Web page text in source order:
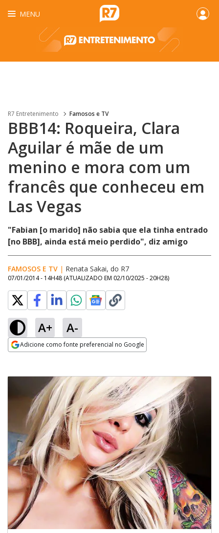
MENU
R7 Entretenimento Famosos e TV
BBB14: Roqueira, Clara
Aguilar é mãe de um
menino e mora com um
francês que conheceu em
Las Vegas
"Fabian [o marido] não sabia que ela tinha entrado
[no BBB], ainda está meio perdido", diz amigo
FAMOSOS E TV | Renata Sakai, do R7
07/01/2014 - 14H48 (ATUALIZADO EM 02/10/2025 - 20H28)
A+ A-
Adicione como fonte preferencial no Google